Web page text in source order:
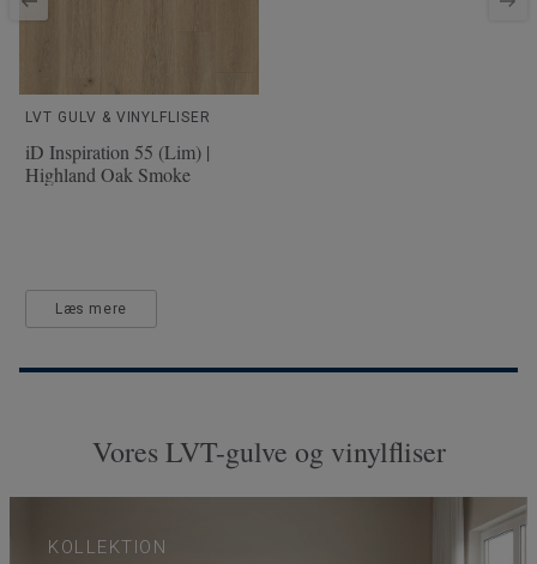
LVT GULV & VINYLFLISER
iD Inspiration 55 (Lim) |
Highland Oak Smoke
Læs mere
Vores LVT-gulve og vinylfliser
KOLLEKTION